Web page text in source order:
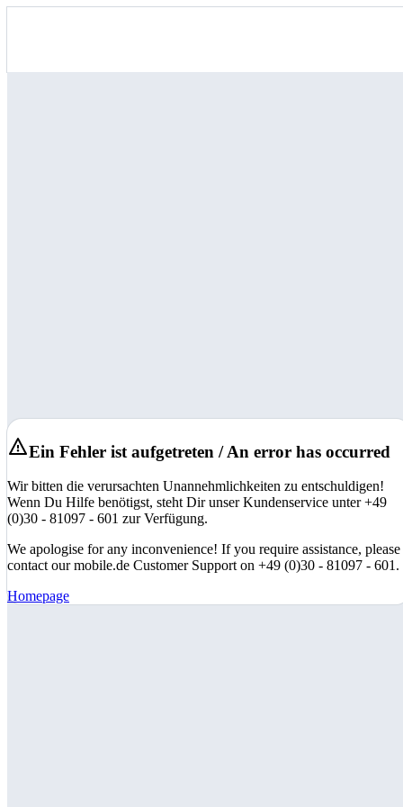
Ein Fehler ist aufgetreten / An error has occurred
Wir bitten die verursachten Unannehmlichkeiten zu entschuldigen!
Wenn Du Hilfe benötigst, steht Dir unser Kundenservice unter +49
(0)30 - 81097 - 601 zur Verfügung.
We apologise for any inconvenience! If you require assistance, please
contact our mobile.de Customer Support on +49 (0)30 - 81097 - 601.
Homepage